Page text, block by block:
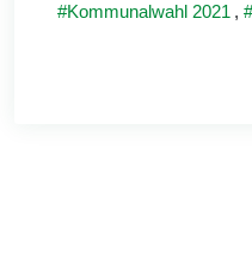
Kommunalwahl 2021 ,